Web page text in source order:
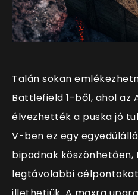
Talán sokan
Battlefield 1-ből, ahol az
élvezhették a puska jó
V-ben ez egy
bipodnak
legtávolabbi